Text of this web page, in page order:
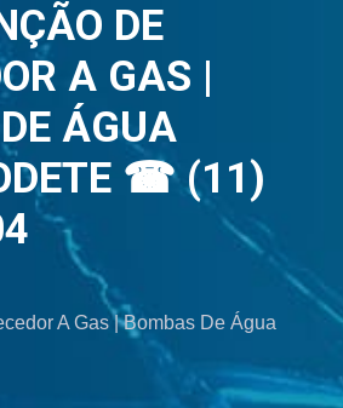
DE
A GAS |
ÁGUA
☎ (11)
A Gas | Bombas De Água